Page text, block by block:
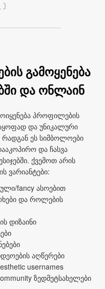
გამოყენება
და ონლაინ
პროფილების
და უნიკალური
ეს სიმბოლოები
და ჩასვა
ქვემოთ არის
ვარიანტები:
fancy ასოებით
და როლების
დიზაინი
აღწერები
usernames
ზედმეტსახელები